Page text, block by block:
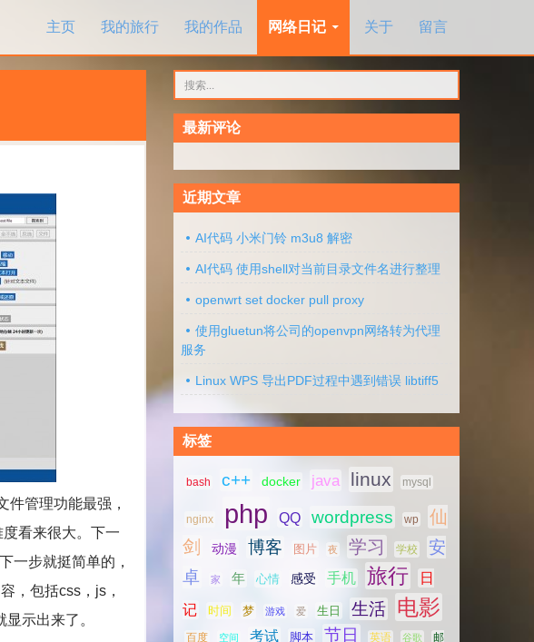
主页
我的旅行 我的作品 网络日记 关于 留言
管理功能最强，
看来很大。下一
一步就挺简单的，
，包括css，js，
示出来了。
索：
最新评论
近期文章
AI代码 小米门铃 m3u8 解密
AI代码 使用shell对当前目录文件名进行整理
openwrt set docker pull proxy
使用gluetun将公司的openvpn网络转为代理
服务
Linux WPS 导出PDF过程中遇到错误 libtiff5
标签
bash c++ docker java linux mysql
nginx php QQ wordpress wp
仙
剑
动漫 博客 图片 夜 学习 学校
安
卓
家 年 心情 感受 手机 旅行 日
记 时间 梦 游戏 爱 生日 生活 电影
百度 空间 考试 脚本 节日 英语 谷歌 邮